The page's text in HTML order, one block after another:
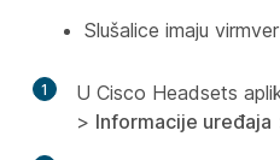
Slušalice imaju
1 U Cisco Headsets
> Informacije uređaja